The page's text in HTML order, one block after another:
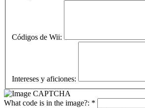
Códigos de Wii:
Intereses y aficiones:
What code is in the image?: *